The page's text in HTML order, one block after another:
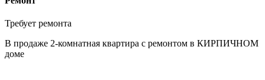
Требует ремонта
В продаже 2-комнатная квартира с ремонтом в КИРПИЧНОМ
доме